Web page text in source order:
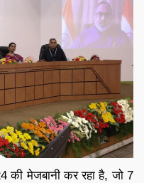
मेजबानी कर रहा है, जो 7